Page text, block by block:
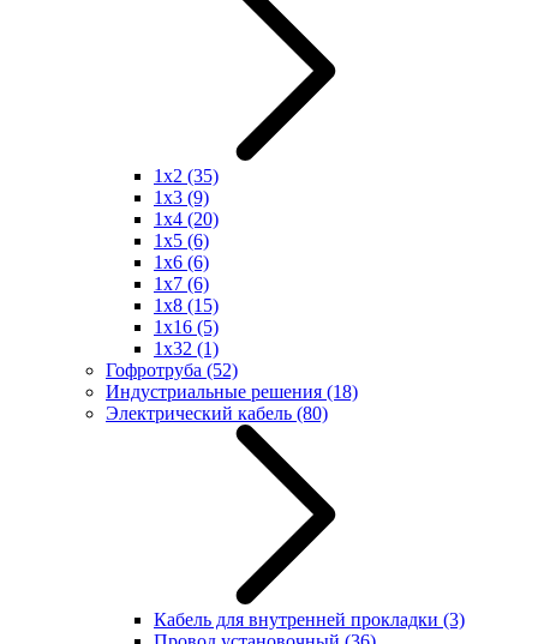
1x2 (35)
1x3 (9)
1x4 (20)
1x5 (6)
1x6 (6)
1x7 (6)
1x8 (15)
1x16 (5)
1x32 (1)
Гофротруба (52)
Индустриальные решения (18)
Электрический кабель (80)
Кабель для внутренней прокладки (3)